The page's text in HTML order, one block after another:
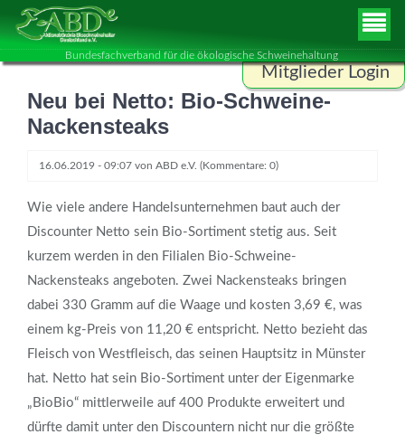
Bundesfachverband für die ökologische Schweinehaltung
Mitglieder Login
Benutzername
ANMELDEN
Neu bei Netto: Bio-Schweine-
Nackensteaks
16.06.2019 - 09:07 von ABD e.V. (Kommentare: 0)
Wie viele andere Handelsunternehmen baut auch der
Discounter Netto sein Bio-Sortiment stetig aus. Seit
kurzem werden in den Filialen Bio-Schweine-
Nackensteaks angeboten. Zwei Nackensteaks bringen
dabei 330 Gramm auf die Waage und kosten 3,69 €, was
einem kg-Preis von 11,20 € entspricht. Netto bezieht das
Fleisch von Westfleisch, das seinen Hauptsitz in Münster
hat. Netto hat sein Bio-Sortiment unter der Eigenmarke
„BioBio“ mittlerweile auf 400 Produkte erweitert und
dürfte damit unter den Discountern nicht nur die größte